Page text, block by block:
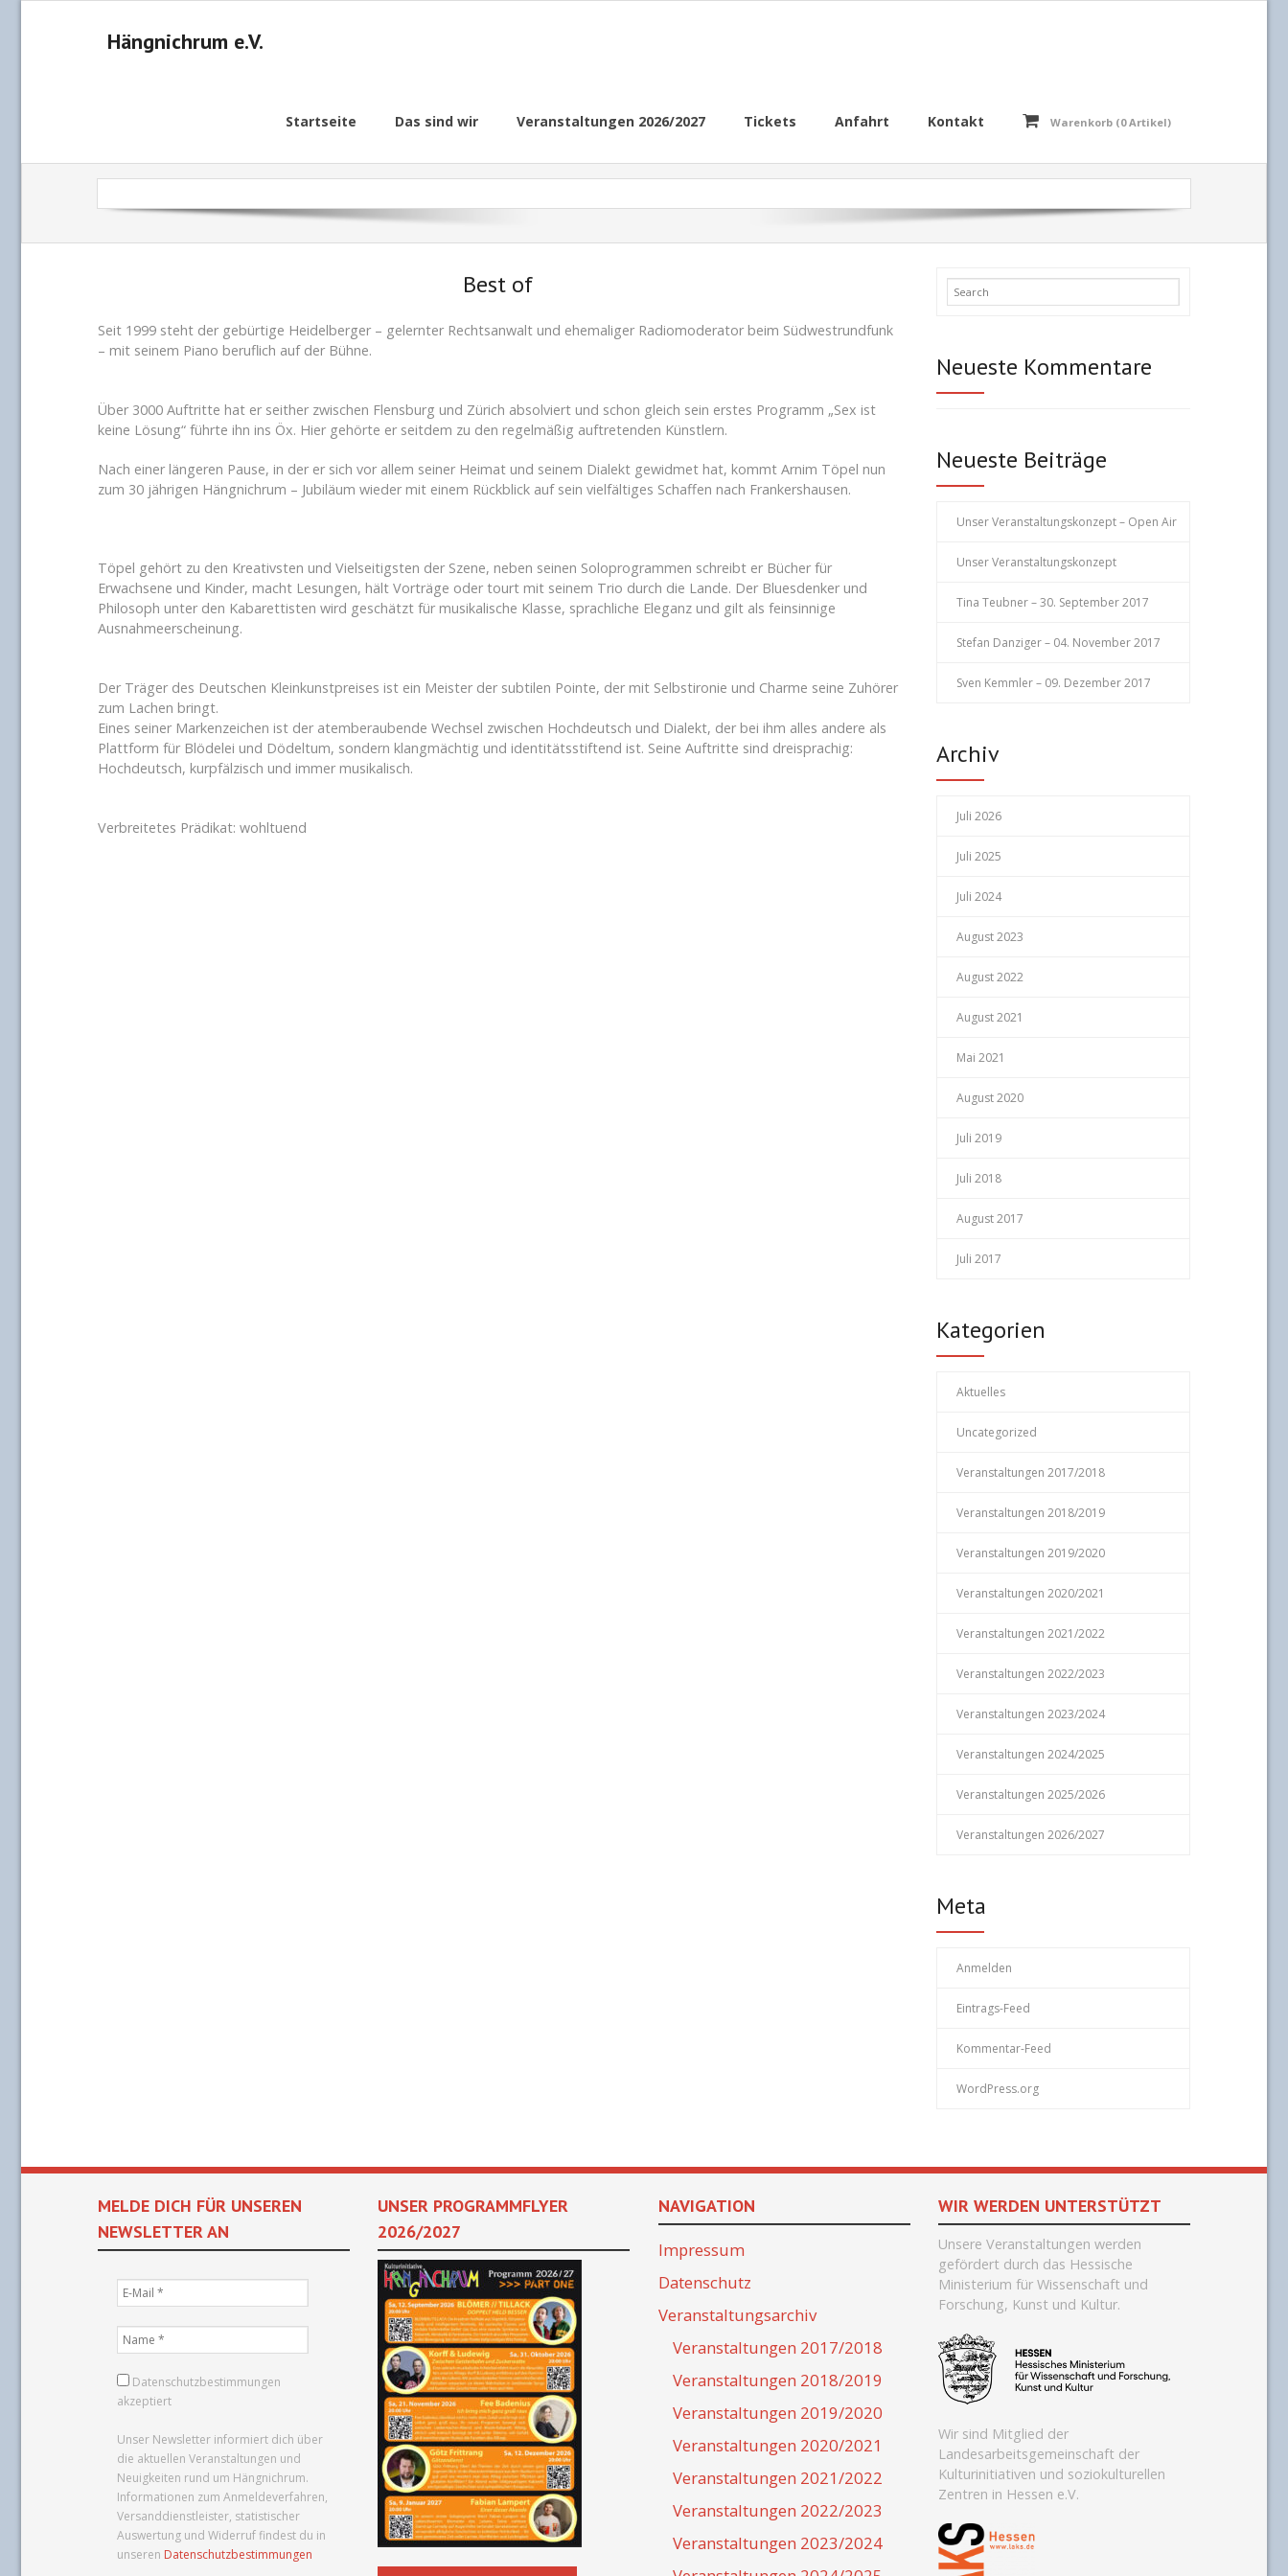
Hängnichrum e.V.
Startseite Das sind wir Veranstaltungen 2026/2027 Tickets Anfahrt Kontakt Warenkorb (0Artikel)
Best of
Seit 1999 steht der gebürtige Heidelberger – gelernter Rechtsanwalt und ehemaliger Radiomoderator beim Südwestrundfunk
– mit seinem Piano beruflich auf der Bühne.
Über 3000 Auftritte hat er seither zwischen Flensburg und Zürich absolviert und schon gleich sein erstes Programm „Sex ist
keine Lösung“ führte ihn ins Öx. Hier gehörte er seitdem zu den regelmäßig auftretenden Künstlern.
Nach einer längeren Pause, in der er sich vor allem seiner Heimat und seinem Dialekt gewidmet hat, kommt Arnim Töpel nun
zum 30 jährigen Hängnichrum – Jubiläum wieder mit einem Rückblick auf sein vielfältiges Schaffen nach Frankershausen.
Töpel gehört zu den Kreativsten und Vielseitigsten der Szene, neben seinen Soloprogrammen schreibt er Bücher für
Erwachsene und Kinder, macht Lesungen, hält Vorträge oder tourt mit seinem Trio durch die Lande. Der Bluesdenker und
Philosoph unter den Kabarettisten wird geschätzt für musikalische Klasse, sprachliche Eleganz und gilt als feinsinnige
Ausnahmeerscheinung.
Der Träger des Deutschen Kleinkunstpreises ist ein Meister der subtilen Pointe, der mit Selbstironie und Charme seine Zuhörer
zum Lachen bringt.
Eines seiner Markenzeichen ist der atemberaubende Wechsel zwischen Hochdeutsch und Dialekt, der bei ihm alles andere als
Plattform für Blödelei und Dödeltum, sondern klangmächtig und identitätsstiftend ist. Seine Auftritte sind dreisprachig:
Hochdeutsch, kurpfälzisch und immer musikalisch.
Verbreitetes Prädikat: wohltuend
Neueste Kommentare
Neueste Beiträge
Unser Veranstaltungskonzept – Open Air
Unser Veranstaltungskonzept
Tina Teubner – 30. September 2017
Stefan Danziger – 04. November 2017
Sven Kemmler – 09. Dezember 2017
Archiv
Juli 2026
Juli 2025
Juli 2024
August 2023
August 2022
August 2021
Mai 2021
August 2020
Juli 2019
Juli 2018
August 2017
Juli 2017
Kategorien
Aktuelles
Uncategorized
Veranstaltungen 2017/2018
Veranstaltungen 2018/2019
Veranstaltungen 2019/2020
Veranstaltungen 2020/2021
Veranstaltungen 2021/2022
Veranstaltungen 2022/2023
Veranstaltungen 2023/2024
Veranstaltungen 2024/2025
Veranstaltungen 2025/2026
Veranstaltungen 2026/2027
Meta
Anmelden
Eintrags-Feed
Kommentar-Feed
WordPress.org
MELDE DICH FÜR UNSEREN
NEWSLETTER AN
Datenschutzbestimmungen
akzeptiert
Unser Newsletter informiert dich über
die aktuellen Veranstaltungen und
Neuigkeiten rund um Hängnichrum.
Informationen zum Anmeldeverfahren,
Versanddienstleister, statistischer
Auswertung und Widerruf findest du in
unseren Datenschutzbestimmungen
UNSER PROGRAMMFLYER
2026/2027
NAVIGATION
Impressum
Datenschutz
Veranstaltungsarchiv
Veranstaltungen 2017/2018
Veranstaltungen 2018/2019
Veranstaltungen 2019/2020
Veranstaltungen 2020/2021
Veranstaltungen 2021/2022
Veranstaltungen 2022/2023
Veranstaltungen 2023/2024
WIR WERDEN UNTERSTÜTZT
Unsere Veranstaltungen werden
gefördert durch das Hessische
Ministerium für Wissenschaft und
Forschung, Kunst und Kultur.
Wir sind Mitglied der
Landesarbeitsgemeinschaft der
Kulturinitiativen und soziokulturellen
Zentren in Hessen e.V.